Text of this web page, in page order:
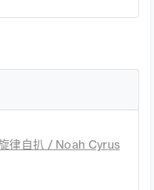
律自扒 / Noah Cyrus